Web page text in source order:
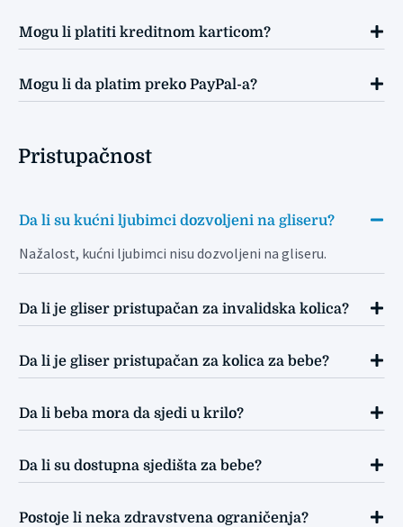
Mogu li platiti kreditnom karticom?
Mogu li da platim preko PayPal-a?
Pristupačnost
Da li su kućni ljubimci dozvoljeni na gliseru?
Nažalost, kućni ljubimci nisu dozvoljeni na gliseru.
Da li je gliser pristupačan za invalidska kolica?
Da li je gliser pristupačan za kolica za bebe?
Da li beba mora da sjedi u krilo?
Da li su dostupna sjedišta za bebe?
Postoje li neka zdravstvena ograničenja?